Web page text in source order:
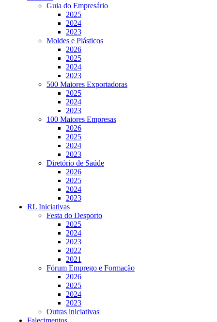
Guia do Empresário
2025
2024
2023
Moldes e Plásticos
2026
2025
2024
2023
500 Maiores Exportadoras
2025
2024
2023
100 Maiores Empresas
2026
2025
2024
2023
Diretório de Saúde
2026
2025
2024
2023
RL Iniciativas
Festa do Desporto
2025
2024
2023
2022
2021
Fórum Emprego e Formação
2026
2025
2024
2023
Outras iniciativas
Falecimentos